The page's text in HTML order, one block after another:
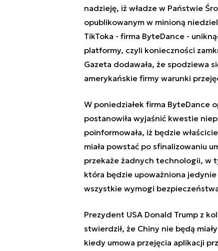
nadzieję, iż władze w Państwie
opublikowanym w minioną
TikToka - firma ByteDance -
platformy, czyli konieczności
Gazeta dodawała, że spodziewa
amerykańskie firmy warunki
W poniedziałek firma ByteDance
postanowiła wyjaśnić kwestie
poinformowała, iż będzie
miała powstać po sfinalizowaniu
przekaże żadnych technologii, w
która będzie upoważniona
wszystkie wymogi
Prezydent USA Donald Trump z
stwierdził, że Chiny nie będą
kiedy umowa przejęcia aplikacji